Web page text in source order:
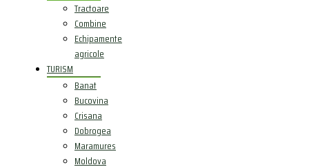
Tractoare
Combine
Echipamente
agricole
TURISM
Banat
Bucovina
Crisana
Dobrogea
Maramures
Moldova